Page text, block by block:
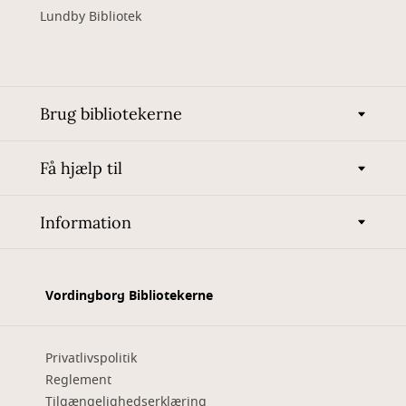
Lundby Bibliotek
Brug bibliotekerne
Få hjælp til
Information
Vordingborg Bibliotekerne
Privatlivspolitik
Reglement
Tilgængelighedserklæring